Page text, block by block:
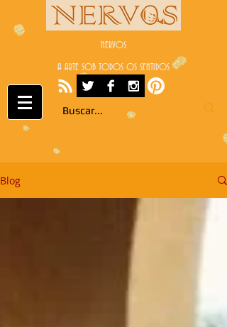
NERVOS
A ARTE SOB TODOS OS SENTIDOS
Blog